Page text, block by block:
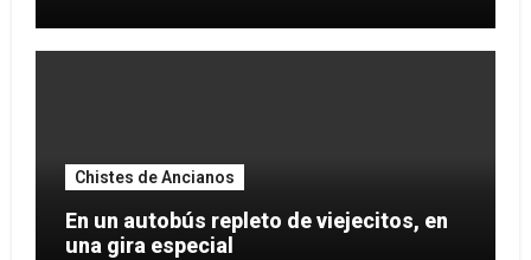
Chistes de Ancianos
En un autobús repleto de viejecitos, en
una gira especial